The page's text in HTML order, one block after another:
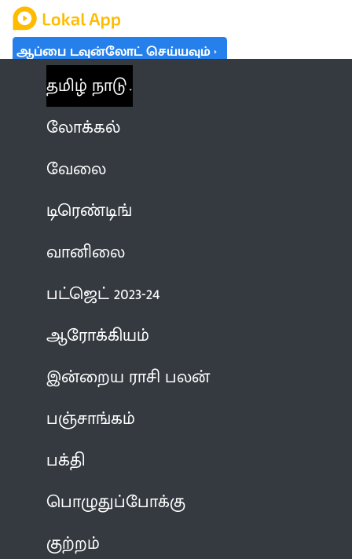
ஆப்பை டவுன்லோட் செய்யவும்
தமிழ் நாடு
லோக்கல்
வேலை
டிரெண்டிங்
வானிலை
பட்ஜெட் 2023-24
ஆரோக்கியம்
இன்றைய ராசி பலன்
பஞ்சாங்கம்
பக்தி
பொழுதுப்போக்கு
குற்றம்